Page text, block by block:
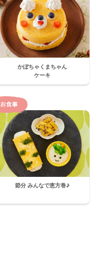
かぼちゃくまちゃん
ケーキ
節分 みんなで恵方巻♪